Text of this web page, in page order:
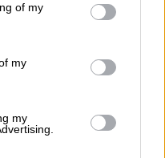
of my
my
my
hell